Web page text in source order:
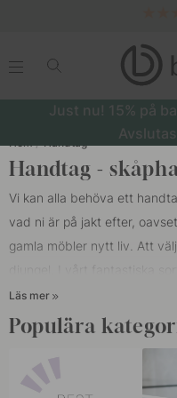
Just nu! 15% på
Hem Handtag
Handtag -
Vi kan alla behöva ett
vad ni är på jakt efter,
gamla möbler nytt liv. Att
utbud av
möbelhandtag
och långa
krom, mässing och
hemma gör stor skillnad.
ett helt nytt kök för att få en
Läs mer
Populära